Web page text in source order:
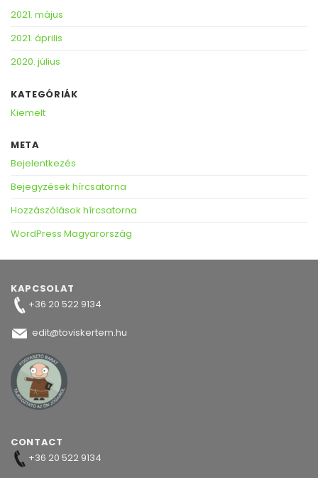
2021. május
2021. április
2020. július
KATEGÓRIÁK
Kiemelt
META
Bejelentkezés
Bejegyzések hírcsatorna
Hozzászólások hírcsatorna
WordPress Magyarország
KAPCSOLAT
+36 20 522 9134
edit@toviskertem.hu
CONTACT
+36 20 522 9134